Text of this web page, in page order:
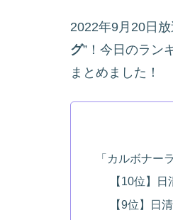
2022年9月20日
グ”！今日のラン
まとめました！
「カルボナー
【10位】
【9位】日